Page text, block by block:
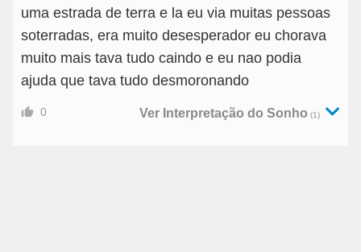
uma estrada de terra e la eu via muitas pessoas
soterradas, era muito desesperador eu chorava
muito mais tava tudo caindo e eu nao podia
ajuda que tava tudo desmoronando
0 Ver Interpretação do Sonho (1)